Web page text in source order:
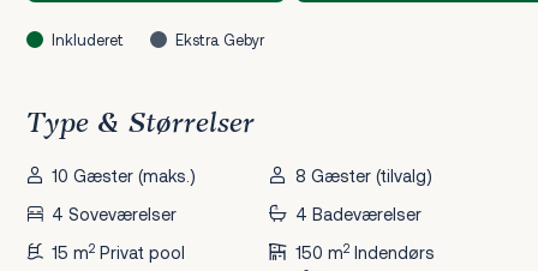
Inkluderet Ekstra Gebyr
Type & Størrelser
10 Gæster (maks.)
8 Gæster (tilvalg)
4 Soveværelser
4 Badeværelser
15 m2 Privat pool 150 m2Indendørs